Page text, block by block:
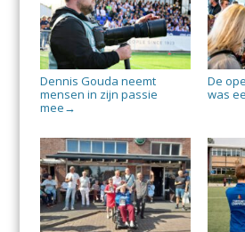
Dennis Gouda neemt
mensen in zijn passie
mee →
De
was